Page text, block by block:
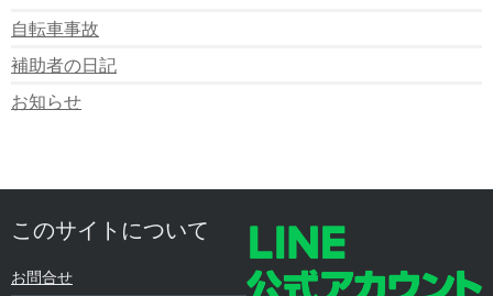
自転車事故
補助者の日記
お知らせ
このサイトについて
お問合せ